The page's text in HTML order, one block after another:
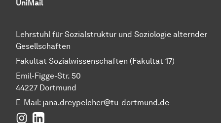
UniMail
Lehrstuhl für Sozialstruktur und Soziologie alternder
Gesellschaften
Fakultät Sozialwissenschaften (Fakultät 17)
Emil-Figge-Str. 50
44227 Dortmund
E-Mail: jana.dreypelcher@tu-dortmund.de
Instagram
LinkedIn